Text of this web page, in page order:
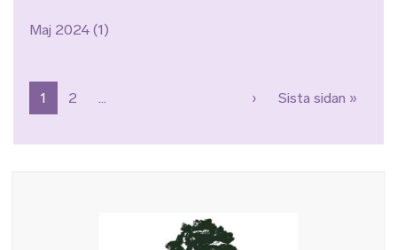
Maj 2024 (1)
Paginering
1 2 … › Nästa sida
Sista sidan »